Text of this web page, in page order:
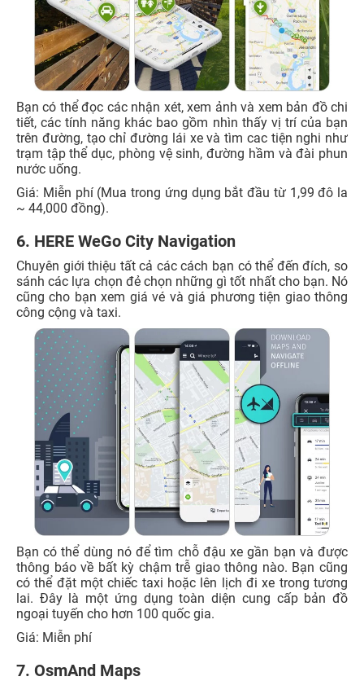
Bạn có thể đọc các nhận xét, xem ảnh và xem bản đồ chi
tiết, các tính năng khác bao gồm nhìn thấy vị trí của bạn
trên đường, tạo chỉ đường lái xe và tìm cac tiện nghi như
trạm tập thể dục, phòng vệ sinh, đường hầm và đài phun
nước uống.
Giá: Miễn phí (Mua trong ứng dụng bắt đầu từ 1,99 đô la
~ 44,000 đồng).
6. HERE WeGo City Navigation
Chuyên giới thiệu tất cả các cách bạn có thể đến đích, so
sánh các lựa chọn đẻ chọn những gì tốt nhất cho bạn. Nó
cũng cho bạn xem giá vé và giá phương tiện giao thông
công cộng và taxi.
Bạn có thể dùng nó để tìm chỗ đậu xe gần bạn và được
thông báo về bất kỳ chậm trễ giao thông nào. Bạn cũng
có thể đặt một chiếc taxi hoặc lên lịch đi xe trong tương
lai. Đây là một ứng dụng toàn diện cung cấp bản đồ
ngoại tuyến cho hơn 100 quốc gia.
Giá: Miễn phí
7. OsmAnd Maps